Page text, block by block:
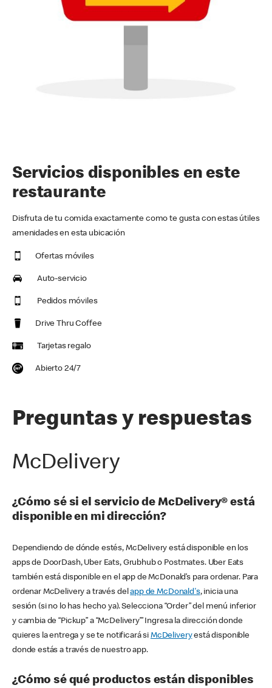
Servicios disponibles en este
restaurante
Disfruta de tu comida exactamente como te gusta con estas útiles
amenidades en esta ubicación
Ofertas móviles
Auto-servicio
Pedidos móviles
Drive Thru Coffee
Tarjetas regalo
Abierto 24/7
Preguntas y respuestas
McDelivery
¿Cómo sé si el servicio de McDelivery® está
disponible en mi dirección?
Dependiendo de dónde estés, McDelivery está disponible en los
apps de DoorDash, Uber Eats, Grubhub o Postmates. Uber Eats
también está disponible en el app de McDonald’s para ordenar. Para
ordenar McDelivery a través delapp de McDonald's, inicia una
sesión (si no lo has hecho ya). Selecciona “Order” del menú inferior
y cambia de “Pickup” a “McDelivery’” Ingresa la dirección donde
quieres la entrega y se te notificará si McDeliveryestá disponible
donde estás a través de nuestro app.
¿Cómo sé qué productos están disponibles